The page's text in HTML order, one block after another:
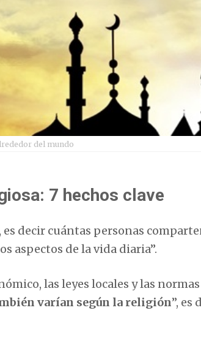
del mundo
7 hechos clave
decir cuántas personas
aspectos de la vida diaria”.
las leyes locales y las
varían según la religión”, es